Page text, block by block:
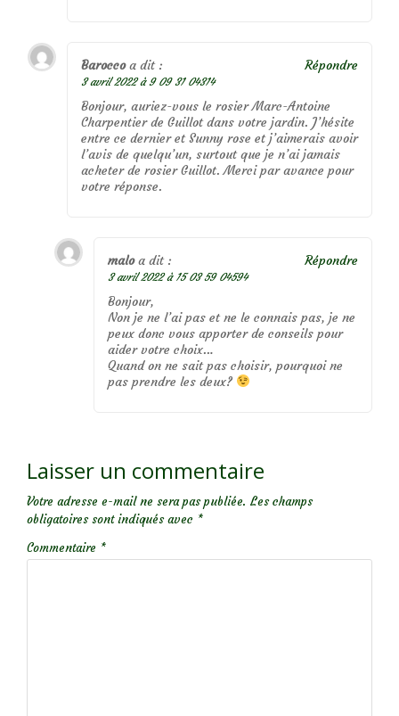
Barocco a dit :
3 avril 2022 à 9 09 31 04314
Bonjour, auriez-vous le rosier Marc-Antoine
Charpentier de Guillot dans votre jardin. J’hésite
entre ce dernier et Sunny rose et j’aimerais avoir
l’avis de quelqu’un, surtout que je n’ai jamais
acheter de rosier Guillot. Merci par avance pour
votre réponse.
Répondre
malo a dit :
3 avril 2022 à 15 03 59 04594
Bonjour,
Non je ne l’ai pas et ne le connais pas, je ne
peux donc vous apporter de conseils pour
aider votre choix…
Quand on ne sait pas choisir, pourquoi ne
pas prendre les deux?
Répondre
Laisser un commentaire
Votre adresse e-mail ne sera pas publiée. Les champs
obligatoires sont indiqués avec *
Commentaire *